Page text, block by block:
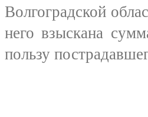
Волгоградской
него взыскана
пользу